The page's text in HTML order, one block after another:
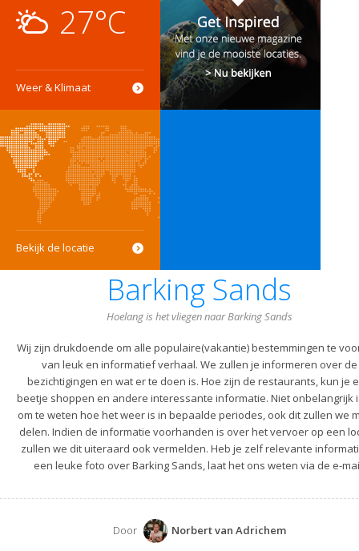
27°C
Weer & Klimaat
Bekijk de locatie
Barking Sands
Hoelang is het vliegen naar Barking Sands
Wij zijn drukdoende om alle populaire(vakantie) bestemmingen te
van leuk en informatief verhaal. We zullen je informeren over de
bezichtigingen en wat er te doen is. Hoe zijn de restaurants, kun je
beetje shoppen en andere interessante informatie. Niet onbelangrijk
om te weten hoe het weer is in bepaalde periodes, ook dit zullen we
delen. Indien de informatie voorhanden is over het vervoer op een
zullen we dit uiteraard ook vermelden. Heb je zelf relevante
een leuke foto over Barking Sands, laat het ons weten via de e-
Door Norbert van Adrichem